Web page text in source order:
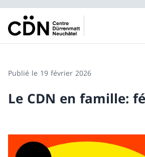
Publié le 19 février 2026
Le CDN en famille: